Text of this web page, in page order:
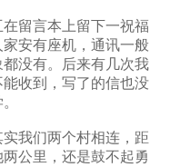
留言本上留下一祝福
安有座机，通讯一般
没有。后来有几次我
收到，写了的信也没
我们两个村相连，距
公里，还是鼓不起勇